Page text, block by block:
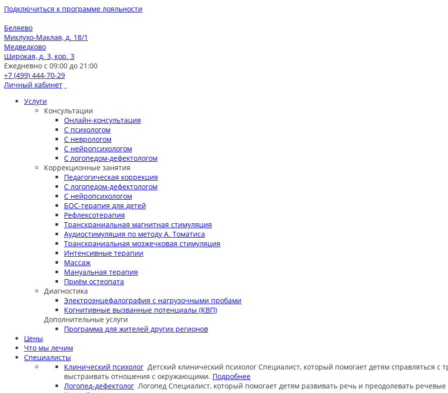
Подключиться к программе лояльности
Беляево
Миклухо-Маклая, д. 18/1
Медведково
Широкая, д. 3, кор. 3
Ежедневно с 09:00 до 21:00
+7 (499) 444-70-29
Личный кабинет
Услуги
Консультации
Онлайн-консультация
С психологом
С неврологом
С нейропсихологом
С логопедом-дефектологом
Коррекционные занятия
Педагогическая коррекция
С логопедом-дефектологом
С нейропсихологом
БОС-терапия для детей
Рефлексотерапия
Транскраниальная магнитная стимуляция
Аудиостимуляция по методу А. Томатиса
Транскраниальная мозжечковая стимуляция
Интенсивные терапии
Массаж
Мануальная терапия
Приём остеопата
Диагностика
Электроэнцефалография с нагрузочными пробами
Когнитивные вызванные потенциалы (КВП)
Дополнительные услуги
Программа для жителей других регионов
Цены
Что мы лечим
Специалисты
Клинический психолог Детский клинический психолог Специалист, который помогает детям справляться с
выстраивать отношения с окружающими. Подробнее
Логопед-дефектолог Логопед Специалист, который помогает детям развивать речь и преодолевать